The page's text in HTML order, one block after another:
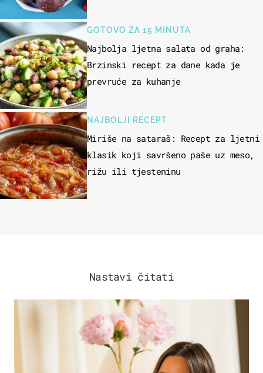
GOTOVO ZA 15 MINUTA
Najbolja ljetna salata od graha:
Brzinski recept za dane kada je
prevruće za kuhanje
NAJBOLJI RECEPT
Miriše na sataraš: Recept za ljetni
klasik koji savršeno paše uz meso,
rižu ili tjesteninu
Nastavi čitati
MODA & LJEPOTA